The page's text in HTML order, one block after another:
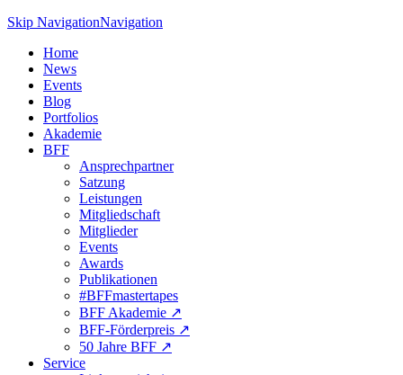
Skip NavigationNavigation
Home
News
Events
Blog
Portfolios
Akademie
BFF
Ansprechpartner
Satzung
Leistungen
Mitgliedschaft
Mitglieder
Events
Awards
Publikationen
#BFFmastertapes
BFF Akademie ↗︎
BFF-Förderpreis ↗︎
50 Jahre BFF ↗︎
Service